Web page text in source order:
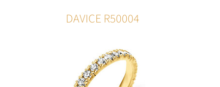
DAVICE R50004